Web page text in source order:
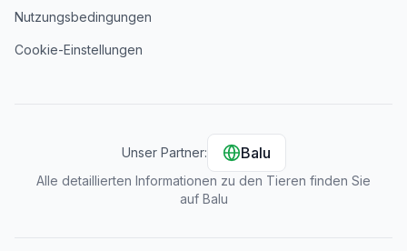
Nutzungsbedingungen
Cookie-Einstellungen
Unser Partner: Balu
Alle detaillierten Informationen zu den Tieren finden Sie
auf Balu